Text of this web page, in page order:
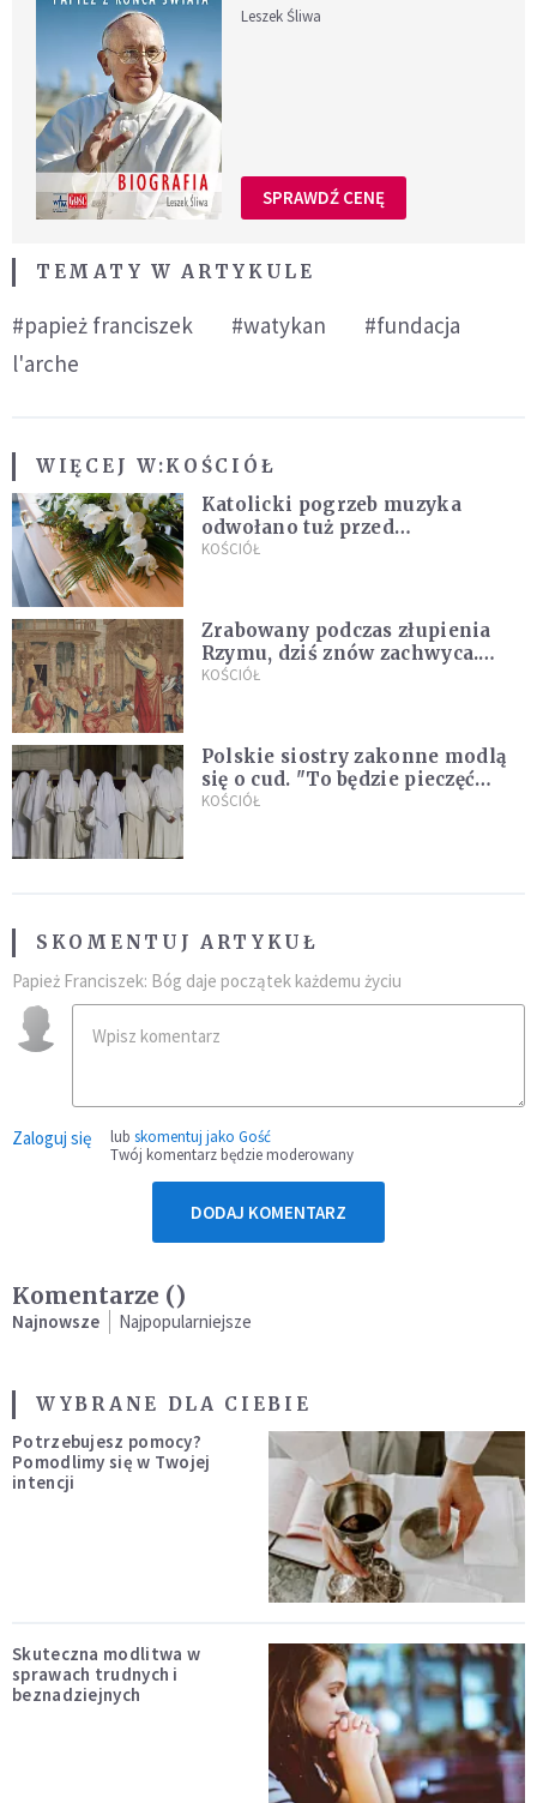
Leszek Śliwa
SPRAWDŹ CENĘ
TEMATY W ARTYKULE
#papież franciszek #watykan
#fundacja
l'arche
WIĘCEJ W:KOŚCIÓŁ
Katolicki pogrzeb muzyka
odwołano tuż przed
uroczystością. Powodem była
KOŚCIÓŁ
Zrabowany podczas złupienia
Rzymu, dziś znów zachwyca.
Wyjątkowy arras w Castel
KOŚCIÓŁ
Polskie siostry zakonne modlą
się o cud. "To będzie pieczęć
Pana Boga dla naszej wiary"
KOŚCIÓŁ
SKOMENTUJ ARTYKUŁ
Papież Franciszek: Bóg daje początek każdemu życiu
Zaloguj się lub skomentuj jako Gość
Twój komentarz będzie moderowany
DODAJ KOMENTARZ
Komentarze ()
Najnowsze Najpopularniejsze
WYBRANE DLA CIEBIE
Potrzebujesz pomocy?
Pomodlimy się w Twojej
intencji
Skuteczna modlitwa w
sprawach trudnych i
beznadziejnych